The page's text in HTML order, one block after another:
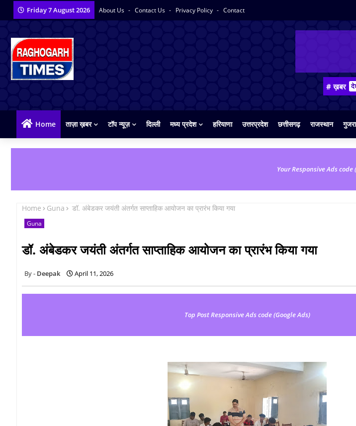
Friday 7 August 2026 About Us Contact Us Privacy Policy Contact
# ख़बर
Home ताज़ा ख़बर टॉप न्यूज़ दिल्ली मध्य प्रदेश हरियाणा उत्तरप्रदेश छत्तीसगढ़ राजस्थान
Your Responsive Ads code
Home Guna डॉ. अंबेडकर जयंती अंतर्गत साप्ताहिक आयोजन का प्रारंभ किया गया
Guna
डॉ. अंबेडकर जयंती अंतर्गत साप्ताहिक आयोजन का प्रारंभ किया गया
Deepak April 11, 2026
Top Post Responsive Ads code (Google Ads)